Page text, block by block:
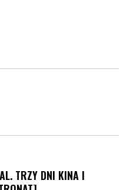
na Facebook. Strona otwiera się
artykuł na Twitter. Strona otwiera
artykuł na Linkedin. Strona
TRZY DNI KINA I